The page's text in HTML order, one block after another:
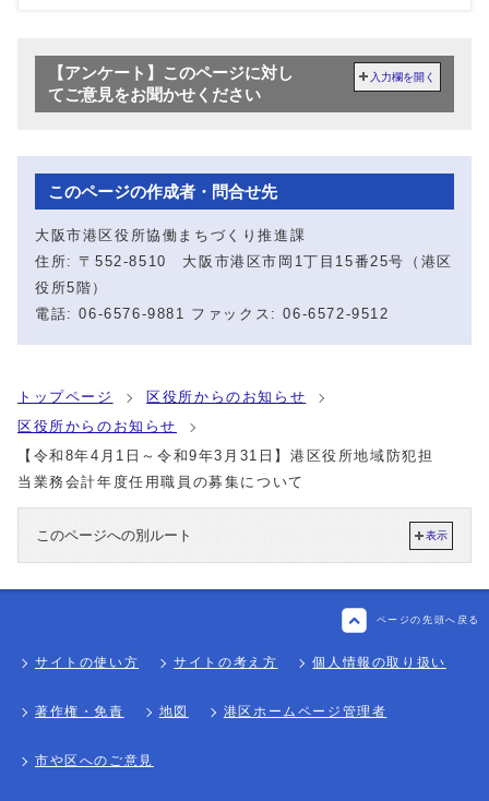
【アンケート】このページに対し
てご意見をお聞かせください
入力欄を開く
このページの作成者・問合せ先
大阪市港区役所協働まちづくり推進課
住所: 〒552-8510 大阪市港区市岡1丁目15番25号（港区
役所5階）
電話: 06-6576-9881 ファックス: 06-6572-9512
トップページ
区役所からのお知らせ
区役所からのお知らせ
【令和8年4月1日～令和9年3月31日】港区役所地域防犯担
当業務会計年度任用職員の募集について
このページへの別ルート 表示
ページの先頭へ戻る
サイトの使い方 サイトの考え方 個人情報の取り扱い
著作権・免責 地図 港区ホームページ管理者
市や区へのご意見